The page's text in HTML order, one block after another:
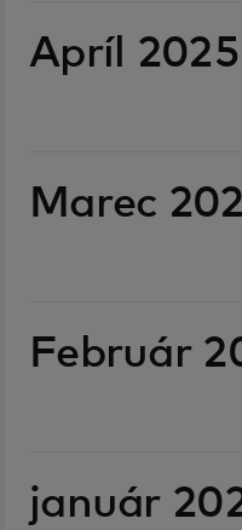
Apríl 2025
Marec
Február
január